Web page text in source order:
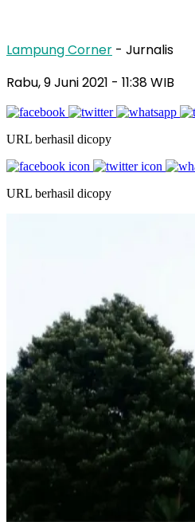
Lampung Corner - Jurnalis
Rabu, 9 Juni 2021 - 11:38 WIB
URL berhasil dicopy
URL berhasil dicopy